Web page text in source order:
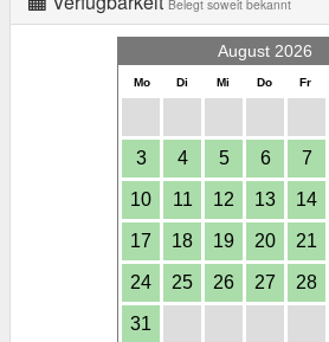
Belegt soweit bekannt
August 2026
Mo Di Mi Do Fr
3 4 5 6 7
10 11 12 13 14
17 18 19 20 21
24 25 26 27 28
31